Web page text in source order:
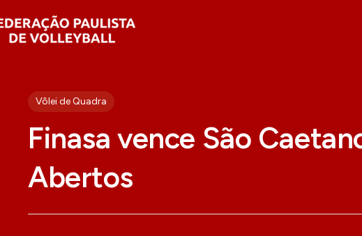
Vôlei de Quadra
Finasa vence São
Abertos